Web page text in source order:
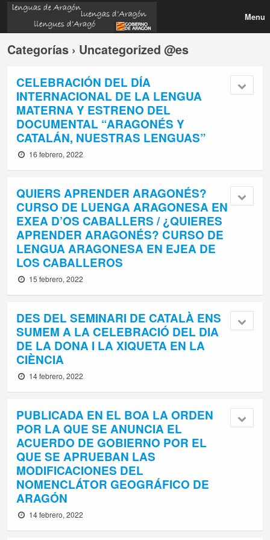
Menu
Categorías › Uncategorized @es
CELEBRACIÓN DEL DÍA
INTERNACIONAL DE LA LENGUA
MATERNA Y ESTRENO DEL
DOCUMENTAL “ARAGONÉS Y
CATALÁN, NUESTRAS LENGUAS”
16 febrero, 2022
QUIERS APRENDER ARAGONÉS?
CURSO DE LUENGA ARAGONESA EN
EXEA D’OS CABALLERS / ¿QUIERES
APRENDER ARAGONÉS? CURSO DE
LENGUA ARAGONESA EN EJEA DE
LOS CABALLEROS
15 febrero, 2022
DES DEL SEMINARI DE CATALÀ ENS
SUMEM A LA CELEBRACIÓ DEL DIA
DE LA DONA I LA XIQUETA EN LA
CIÈNCIA
14 febrero, 2022
PUBLICADA EN EL BOA LA ORDEN
POR LA QUE SE ANUNCIA EL
ACUERDO DE GOBIERNO POR EL
QUE SE APRUEBAN LAS
MODIFICACIONES DEL
NOMENCLÁTOR GEOGRÁFICO DE
ARAGÓN
14 febrero, 2022